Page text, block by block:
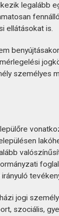
legalább
ellátásokat is.
személyes
jogi
szociális,